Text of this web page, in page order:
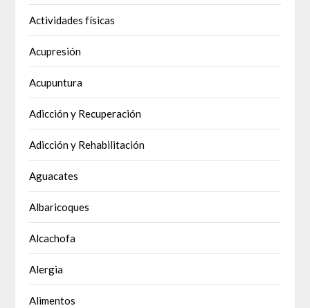
Actividades físicas
Acupresión
Acupuntura
Adicción y Recuperación
Adicción y Rehabilitación
Aguacates
Albaricoques
Alcachofa
Alergia
Alimentos